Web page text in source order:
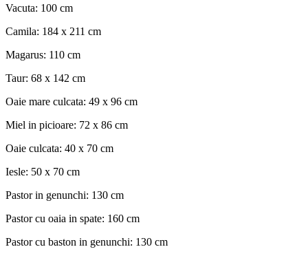
Vacuta: 100 cm
Camila: 184 x 211 cm
Magarus: 110 cm
Taur: 68 x 142 cm
Oaie mare culcata: 49 x 96 cm
Miel in picioare: 72 x 86 cm
Oaie culcata: 40 x 70 cm
Iesle: 50 x 70 cm
Pastor in genunchi: 130 cm
Pastor cu oaia in spate: 160 cm
Pastor cu baston in genunchi: 130 cm